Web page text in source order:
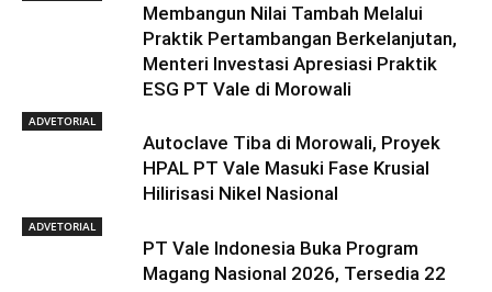
Membangun Nilai Tambah Melalui
Praktik Pertambangan Berkelanjutan,
Menteri Investasi Apresiasi Praktik
ESG PT Vale di Morowali
ADVETORIAL
Autoclave Tiba di Morowali, Proyek
HPAL PT Vale Masuki Fase Krusial
Hilirisasi Nikel Nasional
ADVETORIAL
PT Vale Indonesia Buka Program
Magang Nasional 2026, Tersedia 22